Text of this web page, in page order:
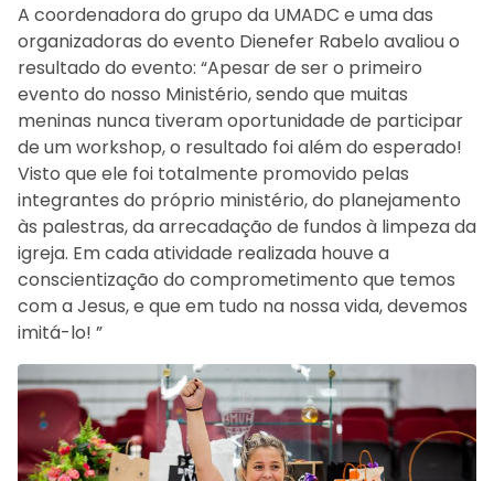
A coordenadora do grupo da UMADC e uma das
organizadoras do evento Dienefer Rabelo avaliou o
resultado do evento: “Apesar de ser o primeiro
evento do nosso Ministério, sendo que muitas
meninas nunca tiveram oportunidade de participar
de um workshop, o resultado foi além do esperado!
Visto que ele foi totalmente promovido pelas
integrantes do próprio ministério, do planejamento
às palestras, da arrecadação de fundos à limpeza da
igreja. Em cada atividade realizada houve a
conscientização do comprometimento que temos
com a Jesus, e que em tudo na nossa vida, devemos
imitá-lo! ”